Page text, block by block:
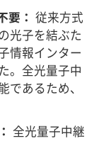
要： 従来方式
光子を結ぶた
情報インター
。全光量子中
あるため、
全光量子中継